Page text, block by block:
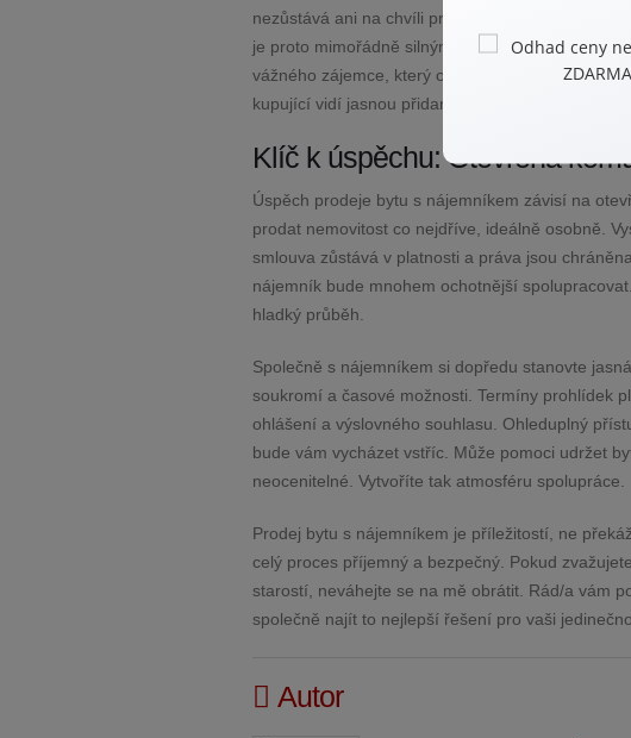
nezůstává ani na chvíli prázdná, takže nevznikají
je proto mimořádně silným prodejním
vážného zájemce, který ocení tuto "investici na
kupující vidí jasnou přidanou hodnotu a
Klíč k úspěchu: Otevřená
Úspěch prodeje bytu s nájemníkem závisí na
prodat nemovitost co nejdříve, ideálně osobně.
smlouva zůstává v platnosti a práva jsou
nájemník bude mnohem ochotnější
hladký průběh.
Společně s nájemníkem si dopředu stanovte
soukromí a časové možnosti. Termíny prohlídek
ohlášení a výslovného souhlasu. Ohleduplný
bude vám vycházet vstříc. Může pomoci udržet
neocenitelné. Vytvoříte tak atmosféru spolupráce.
Prodej bytu s nájemníkem je příležitostí, ne
celý proces příjemný a bezpečný. Pokud
starostí, neváhejte se na mě obrátit. Rád/a vám
společně najít to nejlepší řešení pro vaši
Autor